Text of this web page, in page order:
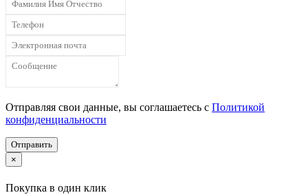
Отправляя свои данные, вы соглашаетесь с Политикой
конфиденциальности
Отправить
×
Покупка в один клик